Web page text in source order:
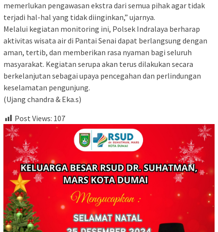
memerlukan pengawasan ekstra dari semua pihak agar tidak
terjadi hal-hal yang tidak diinginkan,” ujarnya.
Melalui kegiatan monitoring ini, Polsek Indralaya berharap
aktivitas wisata air di Pantai Senai dapat berlangsung dengan
aman, tertib, dan memberikan rasa nyaman bagi seluruh
masyarakat. Kegiatan serupa akan terus dilakukan secara
berkelanjutan sebagai upaya pencegahan dan perlindungan
keselamatan pengunjung.
(Ujang chandra & Eka.s)
Post Views: 107